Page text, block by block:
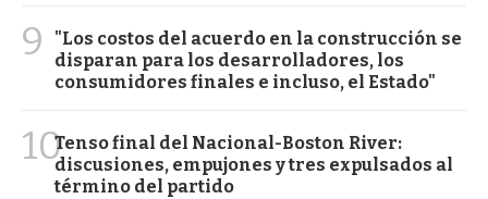
9
"Los costos del acuerdo en la construcción se
disparan para los desarrolladores, los
consumidores finales e incluso, el Estado"
10Tenso final del Nacional-Boston River:
discusiones, empujones y tres expulsados al
término del partido